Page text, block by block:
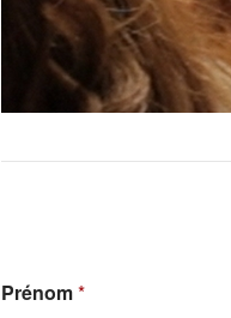
Prénom*